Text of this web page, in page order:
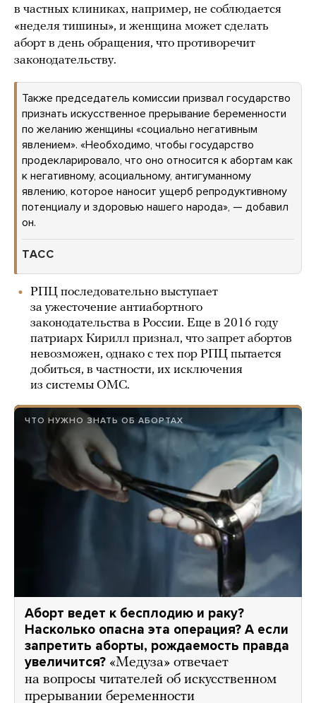
в частных клиниках, например, не соблюдается
«неделя тишины», и женщина может сделать
аборт в день обращения, что противоречит
законодательству.
Также председатель комиссии призвал государство
признать искусственное прерывание беременности
по желанию женщины «социально негативным
явлением». «Необходимо, чтобы государство
продекларировало, что оно относится к абортам как
к негативному, асоциальному, антигуманному
явлению, которое наносит ущерб репродуктивному
потенциалу и здоровью нашего народа», — добавил
он.
ТАСС
РПЦ последовательно выступает
за ужесточение антиабортного
законодательства в России. Еще в 2016 году
патриарх Кирилл признал, что запрет абортов
невозможен, однако с тех пор РПЦ пытается
добиться, в частности, их исключения
из системы ОМС.
ЧТО НУЖНО ЗНАТЬ ОБ АБОРТАХ
Аборт ведет к бесплодию и раку?
Насколько опасна эта операция? А если
запретить аборты, рождаемость правда
увеличится? «Медуза» отвечает
на вопросы читателей об искусственном
прерывании беременности